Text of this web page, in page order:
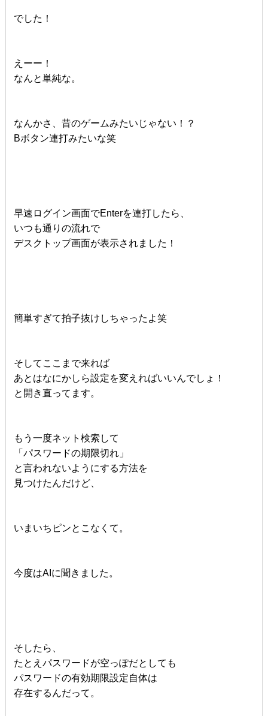
でした！
えーー！
なんと単純な。
なんかさ、昔のゲームみたいじゃない！？
Bボタン連打みたいな笑
早速ログイン画面でEnterを連打したら、
いつも通りの流れで
デスクトップ画面が表示されました！
簡単すぎて拍子抜けしちゃったよ笑
そしてここまで来れば
あとはなにかしら設定を変えればいいんでしょ！
と開き直ってます。
もう一度ネット検索して
「パスワードの期限切れ」
と言われないようにする方法を
見つけたんだけど、
いまいちピンとこなくて。
今度はAIに聞きました。
そしたら、
たとえパスワードが空っぽだとしても
パスワードの有効期限設定自体は
存在するんだって。